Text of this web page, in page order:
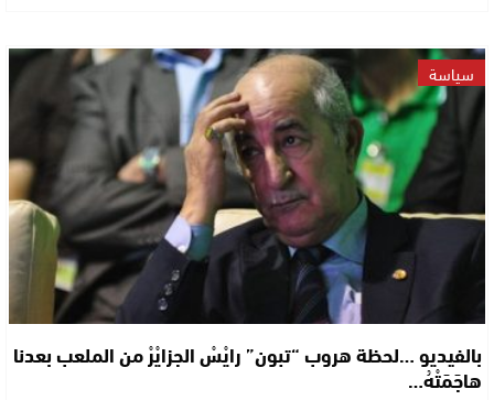
سياسة
بالفيديو …لحظة هروب “تبون” رايْسْ الجزايْرْ من الملعب بعدنا
هاجَمَتْهُ…